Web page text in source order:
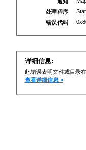
处理程序
错误代码
详细信息:
此错误表明文件或目录
查看详细信息 »